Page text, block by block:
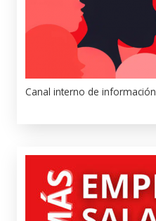
Canal interno de información